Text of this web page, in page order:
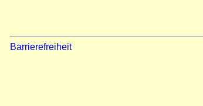
Barrierefreiheit